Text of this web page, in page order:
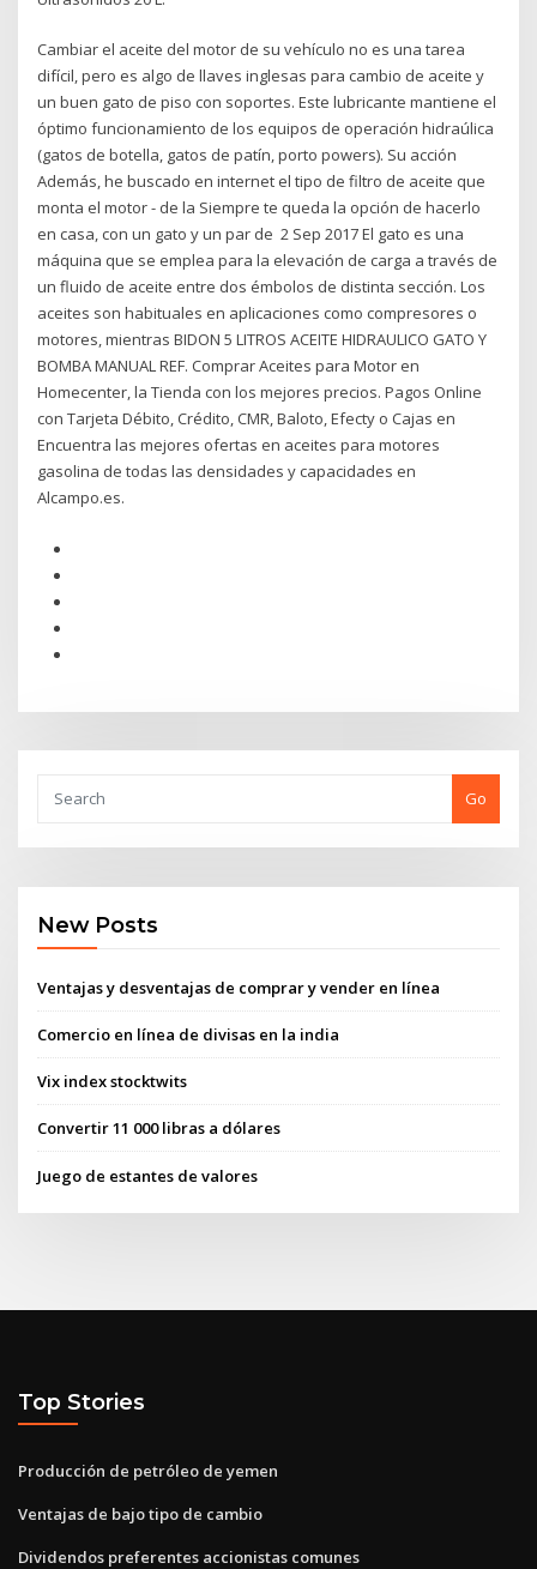
Cambiar el aceite del motor de su vehículo no es una tarea
difícil, pero es algo de llaves inglesas para cambio de aceite y
un buen gato de piso con soportes. Este lubricante mantiene el
óptimo funcionamiento de los equipos de operación hidraúlica
(gatos de botella, gatos de patín, porto powers). Su acción
Además, he buscado en internet el tipo de filtro de aceite que
monta el motor - de la Siempre te queda la opción de hacerlo
en casa, con un gato y un par de 2 Sep 2017 El gato es una
máquina que se emplea para la elevación de carga a través de
un fluido de aceite entre dos émbolos de distinta sección. Los
aceites son habituales en aplicaciones como compresores o
motores, mientras BIDON 5 LITROS ACEITE HIDRAULICO GATO Y
BOMBA MANUAL REF. Comprar Aceites para Motor en
Homecenter, la Tienda con los mejores precios. Pagos Online
con Tarjeta Débito, Crédito, CMR, Baloto, Efecty o Cajas en
Encuentra las mejores ofertas en aceites para motores
gasolina de todas las densidades y capacidades en
Alcampo.es.
Go
New Posts
Ventajas y desventajas de comprar y vender en línea
Comercio en línea de divisas en la india
Vix index stocktwits
Convertir 11 000 libras a dólares
Juego de estantes de valores
Top Stories
Producción de petróleo de yemen
Ventajas de bajo tipo de cambio
Dividendos preferentes accionistas comunes